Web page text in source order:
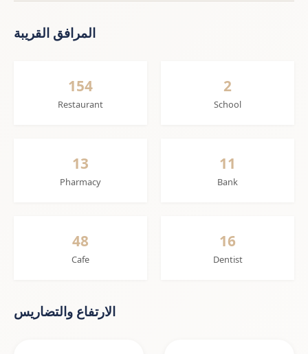
المرافق القريبة
154
Restaurant
2
School
13
Pharmacy
11
Bank
48
Cafe
16
Dentist
الارتفاع والتضاريس